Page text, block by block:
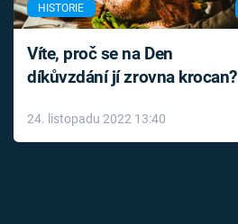
HISTORIE
Víte, proč se na Den
díkůvzdání jí zrovna krocan?
24. listopadu 2022 13:40